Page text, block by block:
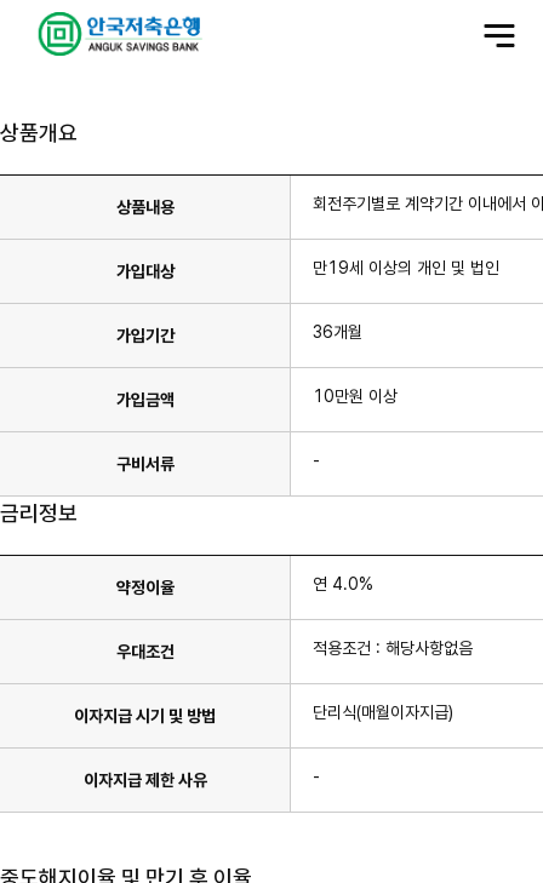
전
체
상품개요
상품내용 회전주기별로 계약기간 이내에서
가입대상 만19세 이상의 개인 및 법인
가입기간 36개월
가입금액 10만원 이상
구비서류 -
금리정보
약정이율 연 4.0%
우대조건 적용조건 : 해당사항없음
이자지급 시기 및 방법 단리식(매월이자지급)
이자지급 제한 사유 -
중도해지이율 및 만기 후 이율